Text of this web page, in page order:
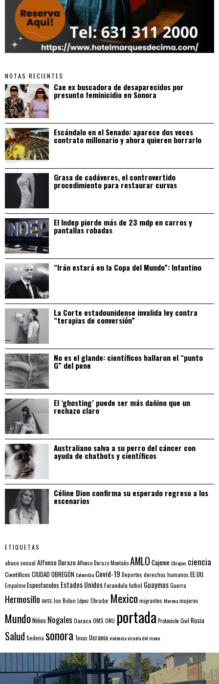
NOTAS RECIENTES
Cae ex buscadora de desaparecidos por
presunto feminicidio en Sonora
Escándalo en el Senado: aparece dos veces
contrato millonario y ahora quieren borrarlo
Grasa de cadáveres, el controvertido
procedimiento para restaurar curvas
El Indep pierde más de 23 mdp en carros y
pantallas robadas
“Irán estará en la Copa del Mundo”: Infantino
La Corte estadounidense invalida ley contra
“terapias de conversión”
No es el glande: científicos hallaron el “punto
G” del pene
El ‘ghosting’ puede ser más dañino que un
rechazo claro
Australiano salva a su perro del cáncer con
ayuda de chatbots y científicos
Céline Dion confirma su esperado regreso a los
escenarios
ETIQUETAS
abuso sexual Alfonso DurazoAlfonso Durazo MontañoAMLO CajemeChiapas ciencia
Científicos CIUDAD OBREGÓNColombia Covid-19 Deportes derechos humanos EE.UU.
EmpalmeEspectaculos Estados UnidosFarandulafutbol GuaymasGuerra
Hermosillo IMSS Joe Biden López Obrador Mexicomigrantes Morenamujeres
MundoNiños Nogales Oaxaca OMS ONU portada Protección Civil Rusia
Salud Sedena sonora Texas Ucraniaviolenciaviruela del mono